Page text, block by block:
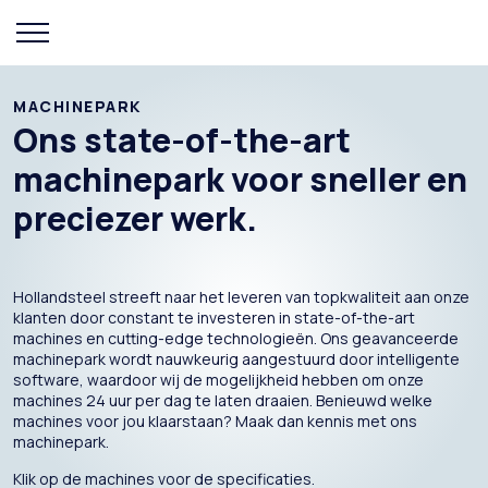
MACHINEPARK
Ons state-of-the-art
machinepark voor sneller en
preciezer werk.
Hollandsteel streeft naar het leveren van topkwaliteit aan onze
klanten door constant te investeren in state-of-the-art
machines en cutting-edge technologieën. Ons geavanceerde
machinepark wordt nauwkeurig aangestuurd door intelligente
software, waardoor wij de mogelijkheid hebben om onze
machines 24 uur per dag te laten draaien. Benieuwd welke
machines voor jou klaarstaan? Maak dan kennis met ons
machinepark.
Klik op de machines voor de specificaties.